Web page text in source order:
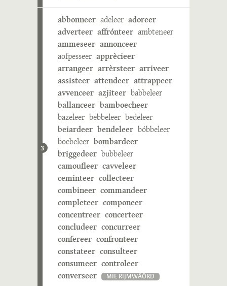
3
abbonneer adeleer adoreer
adverteer affrónteer ambteneer
ammeseer annonceer
aofpesseer apprècieer
arrangeer arrèrsteer arriveer
assisteer attendeer attrappeer
avvenceer azjiteer babbeleer
ballanceer bamboecheer
bazeleer bebbeleer bedeleer
beiardeer bendeleer bóbbeleer
boebeleer bombardeer
briggedeer bubbeleer
camoufleer cavveleer
ceminteer collecteer
combineer commandeer
completeer componeer
concentreer concerteer
concludeer concurreer
confereer confronteer
constateer consulteer
consumeer controleer
converseer
MIE RIJMWÄÖRD